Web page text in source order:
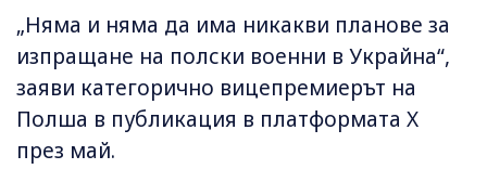
„Няма и няма да има никакви планове за
изпращане на полски военни в Украйна“,
заяви категорично вицепремиерът на
Полша в публикация в платформата X
през май.